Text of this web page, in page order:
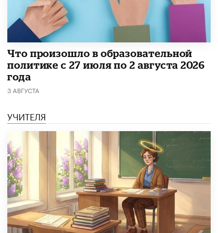
​Что произошло в образовательной
политике с 27 июля по 2 августа 2026
года
3 АВГУСТА
УЧИТЕЛЯ